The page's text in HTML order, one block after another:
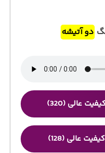
دو آتیشه
عالی (320)
عالی (128)